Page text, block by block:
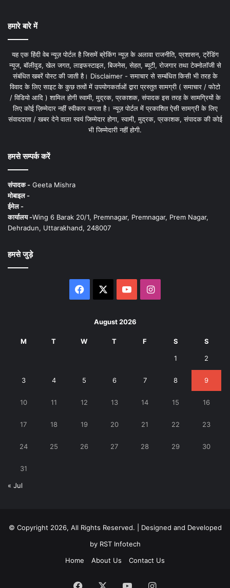
हमारे बारे में
यह एक हिंदी वेब न्यूज़ पोर्टल है जिसमें ब्रेकिंग न्यूज़ के अलावा राजनीति, प्रशासन, ट्रेंडिंग
न्यूज, बॉलीवुड, खेल जगत, लाइफस्टाइल, बिजनेस, सेहत, ब्यूटी, रोजगार तथा टेक्नोलॉजी से
संबंधित खबरें पोस्ट की जाती है। Disclaimer - समाचार से सम्बंधित किसी भी तरह के
विवाद के लिए साइट के कुछ तत्वों में उपयोगकर्ताओं द्वारा प्रस्तुत सामग्री ( समाचार / फोटो
/ विडियो आदि ) शामिल होगी स्वामी, मुद्रक, प्रकाशक, संपादक इस तरह के सामग्रियों के
लिए कोई ज़िम्मेदार नहीं स्वीकार करता है। न्यूज़ पोर्टल में प्रकाशित ऐसी सामग्री के लिए
संवाददाता / खबर देने वाला स्वयं जिम्मेदार होगा, स्वामी, मुद्रक, प्रकाशक, संपादक की कोई
भी जिम्मेदारी नहीं होगी.
हमसे सम्पर्क करें
संपादक - Geeta Mishra
मोबाइल -
ईमेल -
कार्यालय -Wing 6 Barak 20/1, Premnagar, Premnagar, Prem Nagar,
Dehradun, Uttarakhand, 248007
हमसे जुड़े
Facebook YouTubeInstagram
August 2026
M T W T F S S
1 2
3 4 5 6 7 8 9
10 11 12 13 14 15 16
17 18 19 20 21 22 23
24 25 26 27 28 29 30
31
« Jul
© Copyright 2026, All Rights Reserved. | Designed and Developed
byRST Infotech
Home
About Us Contact Us
Facebook YouTubeInstagram